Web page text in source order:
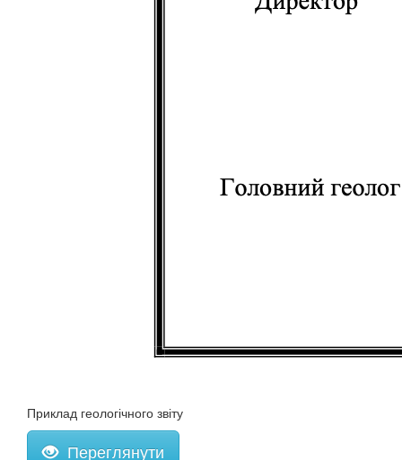
Приклад геологічного звіту
Переглянути